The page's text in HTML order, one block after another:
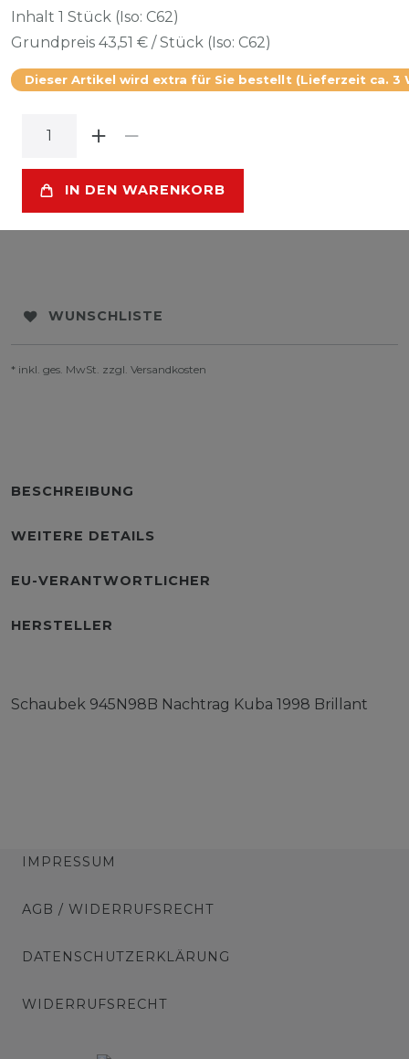
Inhalt 1 Stück (Iso: C62)
Grundpreis 43,51 € / Stück (Iso: C62)
Dieser Artikel wird extra für Sie bestellt (Lieferzeit ca. 3
IN DEN WARENKORB
WUNSCHLISTE
* inkl. ges. MwSt. zzgl. Versandkosten
BESCHREIBUNG
WEITERE DETAILS
EU-VERANTWORTLICHER
HERSTELLER
Schaubek 945N98B Nachtrag Kuba 1998 Brillant
IMPRESSUM
AGB / WIDERRUFSRECHT
DATENSCHUTZERKLÄRUNG
WIDERRUFSRECHT